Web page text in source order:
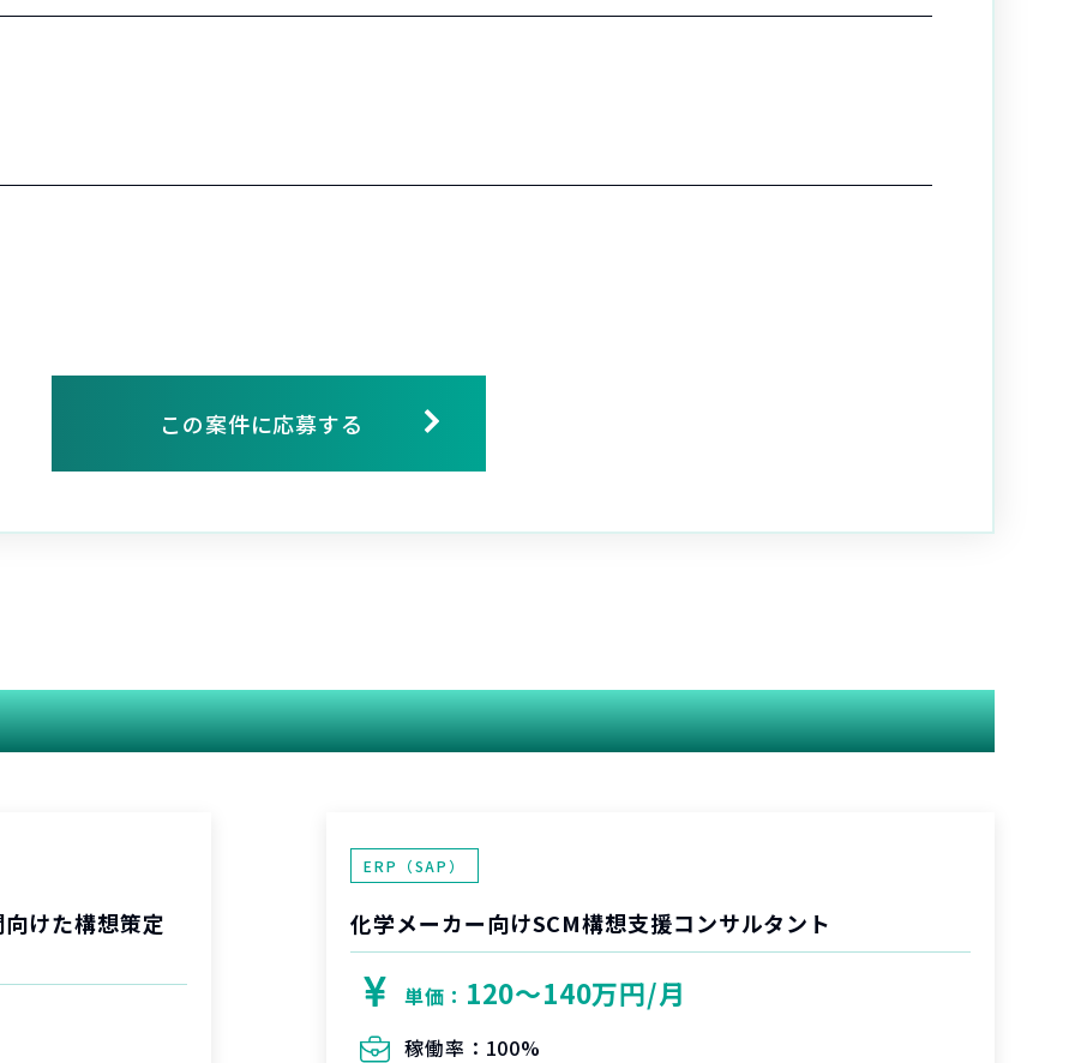
この案件に応募する
関連する案件
けた構想策定
ERP（SAP）
化学メーカー向けSCM構想支援コンサルタント
単価： 120〜140万円/月
稼働率： 100%